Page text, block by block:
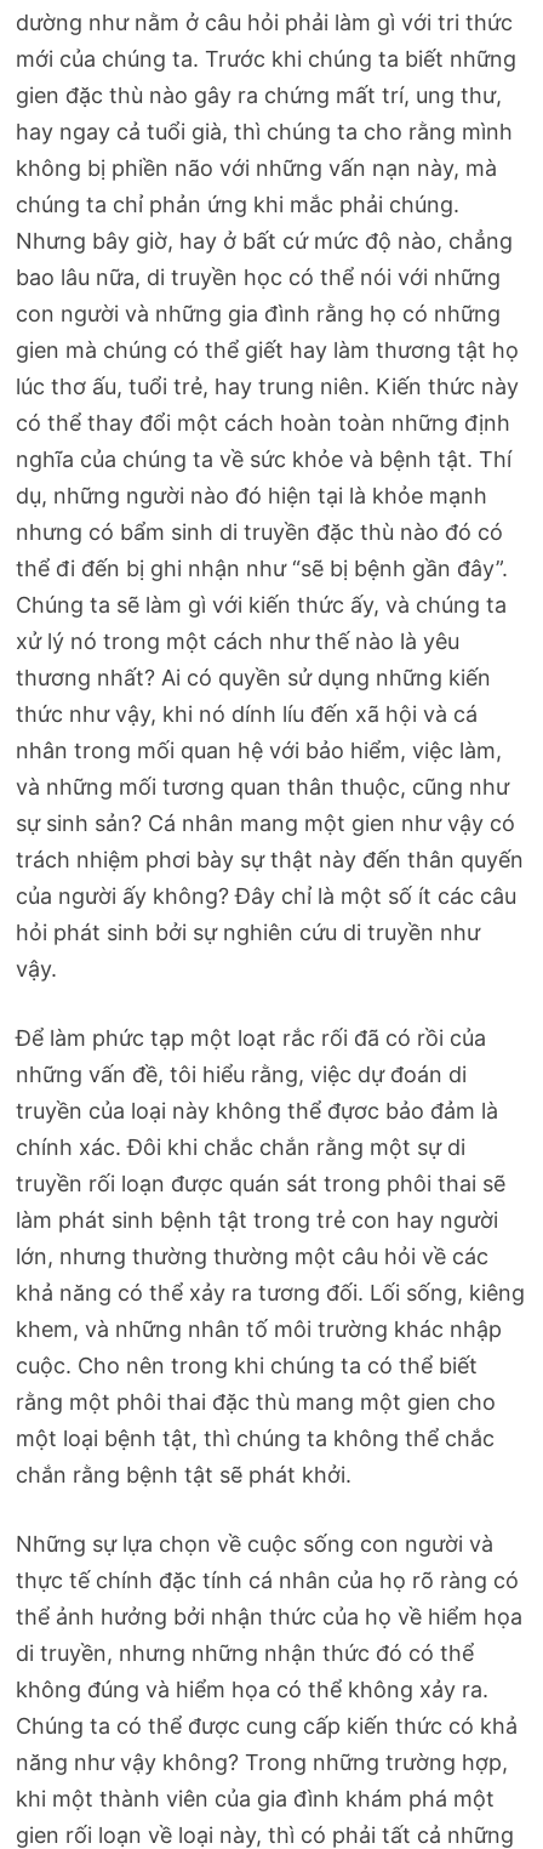
dường như nằm ở câu hỏi phải làm gì với tri thức
mới của chúng ta. Trước khi chúng ta biết những
gien đặc thù nào gây ra chứng mất trí, ung thư,
hay ngay cả tuổi già, thì chúng ta cho rằng mình
không bị phiền não với những vấn nạn này, mà
chúng ta chỉ phản ứng khi mắc phải chúng.
Nhưng bây giờ, hay ở bất cứ mức độ nào, chẳng
bao lâu nữa, di truyền học có thể nói với những
con người và những gia đình rằng họ có những
gien mà chúng có thể giết hay làm thương tật họ
lúc thơ ấu, tuổi trẻ, hay trung niên. Kiến thức này
có thể thay đổi một cách hoàn toàn những định
nghĩa của chúng ta về sức khỏe và bệnh tật. Thí
dụ, những người nào đó hiện tại là khỏe mạnh
nhưng có bẩm sinh di truyền đặc thù nào đó có
thể đi đến bị ghi nhận như “sẽ bị bệnh gần đây”.
Chúng ta sẽ làm gì với kiến thức ấy, và chúng ta
xử lý nó trong một cách như thế nào là yêu
thương nhất? Ai có quyền sử dụng những kiến
thức như vậy, khi nó dính líu đến xã hội và cá
nhân trong mối quan hệ với bảo hiểm, việc làm,
và những mối tương quan thân thuộc, cũng như
sự sinh sản? Cá nhân mang một gien như vậy có
trách nhiệm phơi bày sự thật này đến thân quyến
của người ấy không? Đây chỉ là một số ít các câu
hỏi phát sinh bởi sự nghiên cứu di truyền như
vậy.
Để làm phức tạp một loạt rắc rối đã có rồi của
những vấn đề, tôi hiểu rằng, việc dự đoán di
truyền của loại này không thể đựơc bảo đảm là
chính xác. Đôi khi chắc chắn rằng một sự di
truyền rối loạn được quán sát trong phôi thai sẽ
làm phát sinh bệnh tật trong trẻ con hay người
lớn, nhưng thường thường một câu hỏi về các
khả năng có thể xảy ra tương đối. Lối sống, kiêng
khem, và những nhân tố môi trường khác nhập
cuộc. Cho nên trong khi chúng ta có thể biết
rằng một phôi thai đặc thù mang một gien cho
một loại bệnh tật, thì chúng ta không thể chắc
chắn rằng bệnh tật sẽ phát khởi.
Những sự lựa chọn về cuộc sống con người và
thực tế chính đặc tính cá nhân của họ rõ ràng có
thể ảnh hưởng bởi nhận thức của họ về hiểm họa
di truyền, nhưng những nhận thức đó có thể
không đúng và hiểm họa có thể không xảy ra.
Chúng ta có thể được cung cấp kiến thức có khả
năng như vậy không? Trong những trường hợp,
khi một thành viên của gia đình khám phá một
gien rối loạn về loại này, thì có phải tất cả những